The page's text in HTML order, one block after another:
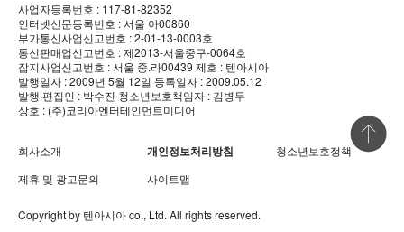
사업자등록번호 : 117-81-82352
인터넷신문등록번호 : 서울 아00860
부가통신사업신고번호 : 2-01-13-0003호
통신판매업신고번호 : 제2013-서울중구-0064호
잡지사업신고번호 : 서울 중.라00439 제호 : 텐아시아
발행일자 : 2009년 5월 12일 등록일자 : 2009.05.12
발행·편집인 : 박수진 청소년보호책임자 : 김병두
상호 : (주)코리아엔터테인먼트미디어
회사소개 개인정보처리방침
청소년보호정책
제휴 및 광고문의
사이트맵
Copyright by 텐아시아co., Ltd. All rights reserved.
상단 바로